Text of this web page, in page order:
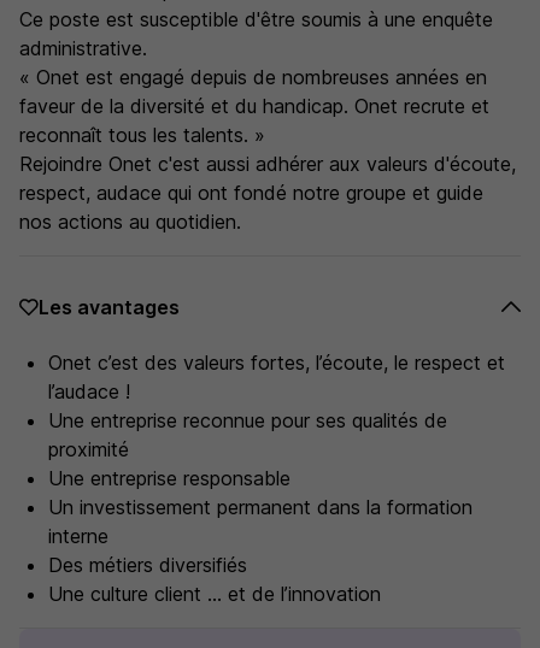
Ce poste est susceptible d'être soumis à une enquête
administrative.
« Onet est engagé depuis de nombreuses années en
faveur de la diversité et du handicap. Onet recrute et
reconnaît tous les talents. »
Rejoindre Onet c'est aussi adhérer aux valeurs d'écoute,
respect, audace qui ont fondé notre groupe et guide
nos actions au quotidien.
Les avantages
Onet c’est des valeurs fortes, l’écoute, le respect et
l’audace !
Une entreprise reconnue pour ses qualités de
proximité
Une entreprise responsable
Un investissement permanent dans la formation
interne
Des métiers diversifiés
Une culture client … et de l’innovation